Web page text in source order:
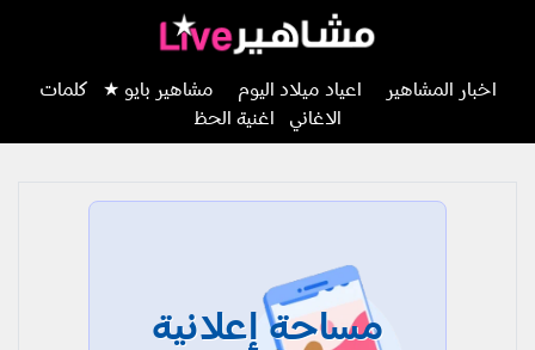
اخبار المشاهير اعياد ميلاد اليوم مشاهير بايو ★
كلمات
الاغاني
اغنية الحظ
مساحة إعلانية